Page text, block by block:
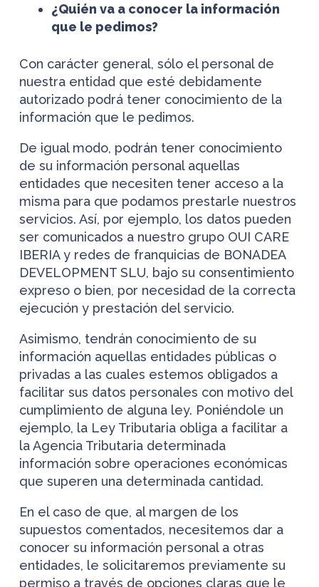
¿Quién va a conocer la información
que le pedimos?
Con carácter general, sólo el personal de
nuestra entidad que esté debidamente
autorizado podrá tener conocimiento de la
información que le pedimos.
De igual modo, podrán tener conocimiento
de su información personal aquellas
entidades que necesiten tener acceso a la
misma para que podamos prestarle nuestros
servicios. Así, por ejemplo, los datos pueden
ser comunicados a nuestro grupo OUI CARE
IBERIA y redes de franquicias de BONADEA
DEVELOPMENT SLU, bajo su consentimiento
expreso o bien, por necesidad de la correcta
ejecución y prestación del servicio.
Asimismo, tendrán conocimiento de su
información aquellas entidades públicas o
privadas a las cuales estemos obligados a
facilitar sus datos personales con motivo del
cumplimiento de alguna ley. Poniéndole un
ejemplo, la Ley Tributaria obliga a facilitar a
la Agencia Tributaria determinada
información sobre operaciones económicas
que superen una determinada cantidad.
En el caso de que, al margen de los
supuestos comentados, necesitemos dar a
conocer su información personal a otras
entidades, le solicitaremos previamente su
permiso a través de opciones claras que le